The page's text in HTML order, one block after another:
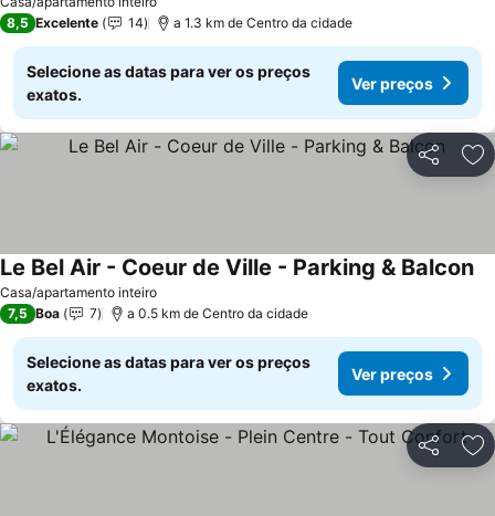
8,5 Excelente 14 a 1.3 km de Centro da cidade
Selecione as datas para ver os preços
exatos.
Ver preços
Partilhar
Casa/apartamento inteiro
Le Bel Air - Coeur de Ville - Parking & Balcon
7,5 Boa 7 a 0.5 km de Centro da cidade
Selecione as datas para ver os preços
exatos.
Ver preços
Partilhar